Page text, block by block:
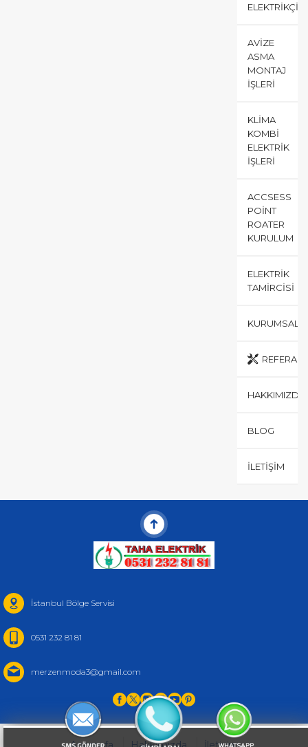
ELEKTRIKÇI
AVIZE
ASMA
MONTAJ
İŞLERI
KLIMA
KOMBI
ELEKTRIK
İŞLERI
ACCSESS
POINT
ROATER
KURULUM
ELEKTRIK
TAMIRCISI
KURUMSAL
HAKKIMIZDA
BLOG
İLETIŞIM
İstanbul Bölge Servisi
0531 232 81 81
merzenmoda3@gmail.com